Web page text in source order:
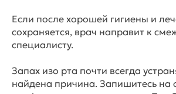
Если после хорошей гигиены и
сохраняется, врач направит к
специалисту.
Запах изо рта почти всегда
найдена причина. Запишитесь на